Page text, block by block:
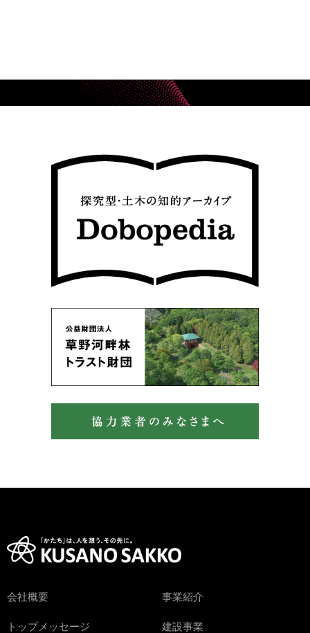
会社概要
トップメッセージ
事業紹介
建設事業